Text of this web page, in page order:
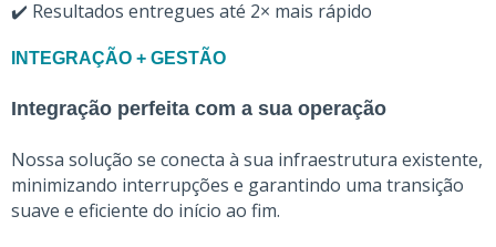
✔️ Resultados entregues até 2× mais rápido
INTEGRAÇÃO + GESTÃO
Integração perfeita com a sua operação
Nossa solução se conecta à sua infraestrutura existente,
minimizando interrupções e garantindo uma transição
suave e eficiente do início ao fim.